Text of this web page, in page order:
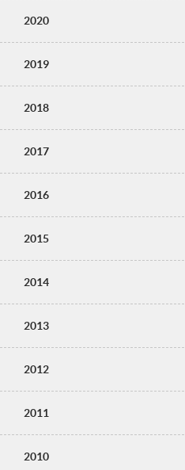
2020
2019
2018
2017
2016
2015
2014
2013
2012
2011
2010